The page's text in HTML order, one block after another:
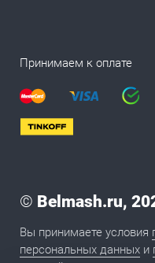
Принимаем к оплате
© Belmash.ru,
Вы принимаете условия
персональных данных и